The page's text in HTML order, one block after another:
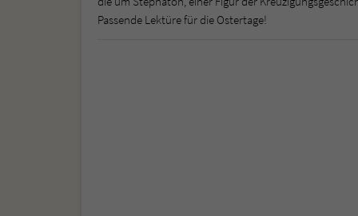
Passende Lektüre für die Ostertage!